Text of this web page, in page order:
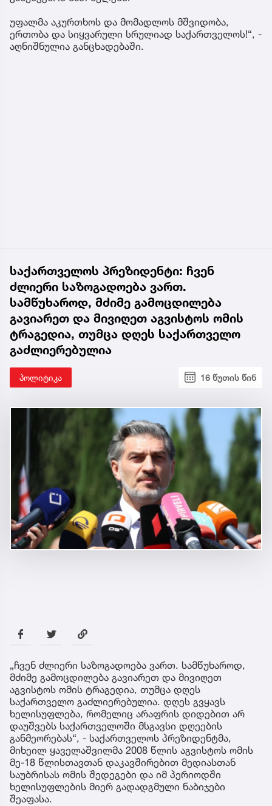
უფალმა აკურთხოს და მომადლოს მშვიდობა,
ერთობა და სიყვარული სრულიად საქართველოს!“, -
აღნიშნულია განცხადებაში.
საქართველოს პრეზიდენტი: ჩვენ
ძლიერი საზოგადოება ვართ.
სამწუხაროდ, მძიმე გამოცდილება
გავიარეთ და მივიღეთ აგვისტოს ომის
ტრაგედია, თუმცა დღეს საქართველო
გაძლიერებულია
პოლიტიკა 16 წუთის წინ
„ჩვენ ძლიერი საზოგადოება ვართ. სამწუხაროდ,
მძიმე გამოცდილება გავიარეთ და მივიღეთ
აგვისტოს ომის ტრაგედია, თუმცა დღეს
საქართველო გაძლიერებულია. დღეს გვყავს
ხელისუფლება, რომელიც არაფრის დიდებით არ
დაუშვებს საქართველოში მსგავსი დღეების
განმეორებას“, - საქართველოს პრეზიდენტმა,
მიხეილ ყაველაშვილმა 2008 წლის აგვისტოს ომის
მე-18 წლისთავთან დაკავშირებით მედიასთან
საუბრისას ომის შედეგები და იმ პერიოდში
ხელისუფლების მიერ გადადგმული ნაბიჯები
შეაფასა.